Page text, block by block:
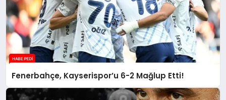
Fenerbahçe, Kayserispor’u 6-2 Mağlup Etti!